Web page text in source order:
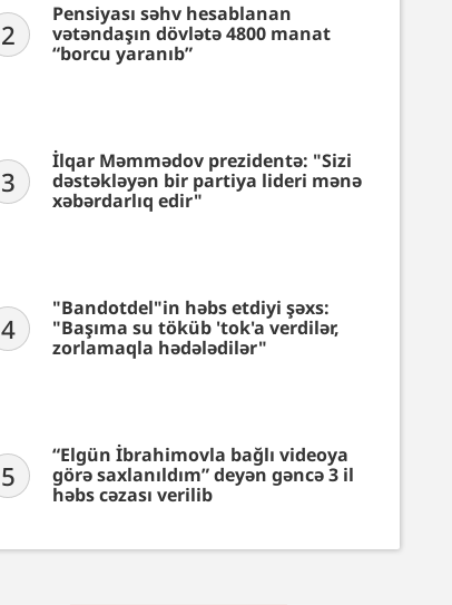
2
Pensiyası səhv hesablanan
vətəndaşın dövlətə 4800 manat
“borcu yaranıb”
3
İlqar Məmmədov prezidentə: "Sizi
dəstəkləyən bir partiya lideri mənə
xəbərdarlıq edir"
4
"Bandotdel"in həbs etdiyi şəxs:
"Başıma su töküb 'tok'a verdilər,
zorlamaqla hədələdilər"
5
“Elgün İbrahimovla bağlı videoya
görə saxlanıldım” deyən gəncə 3 il
həbs cəzası verilib